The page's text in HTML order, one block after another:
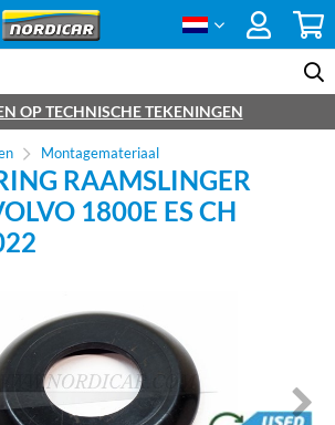
OP TECHNISCHE TEKENINGEN
Montagemateriaal
RAAMSLINGER
1800E ES CH